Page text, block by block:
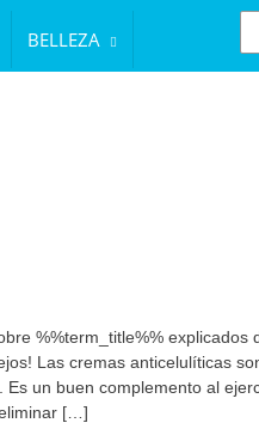
BELLEZA
%%term_title%% explicados
Las cremas anticelulíticas
un buen complemento al
[…]